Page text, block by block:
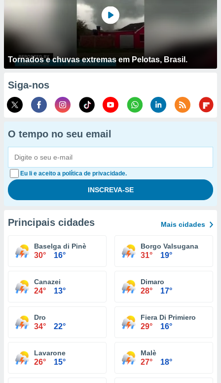
Tornados e chuvas extremas em Pelotas, Brasil.
Siga-nos
O tempo no seu email
Eu li e aceito a política de privacidade.
Principais cidades Mais cidades
Baselga di Pinè
30° 16°
Borgo Valsugana
31° 19°
Canazei
24° 13°
Dimaro
28° 17°
Dro
34° 22°
Fiera Di Primiero
29° 16°
Lavarone
26° 15°
Malè
27° 18°